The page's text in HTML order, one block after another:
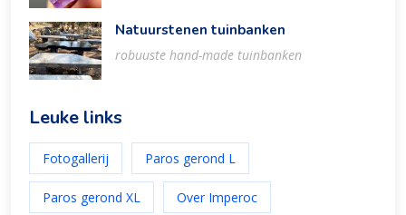
Natuurstenen tuinbanken
robuuste hand-made tuinbanken
Leuke links
Fotogallerij Paros gerond L
Paros gerond XL Over Imperoc